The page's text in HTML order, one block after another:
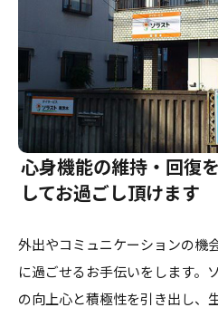
サービスの相談をする
介護保険サービスについて
介護保険サービス利用の流れ
介護お役立ちコラム「そらまめ＋」
心身機能の維持・回復
してお過ごし頂けます
外出やコミュニケーションの機
に過ごせるお手伝いをします。
の向上心と積極性を引き出し、